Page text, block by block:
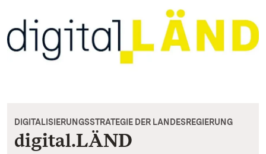
digital.LÄND
DIGITALISIERUNGSSTRATEGIE DER LANDESREGIERUNG